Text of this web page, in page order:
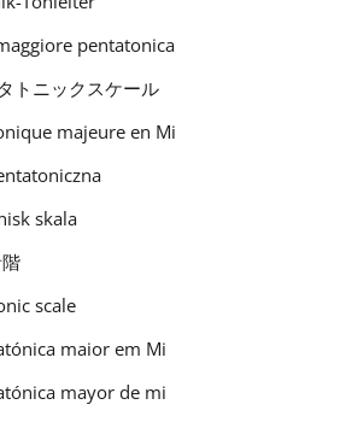
pentatonica
トニックスケール
majeure en Mi
skala
scale
maior em Mi
mayor de mi